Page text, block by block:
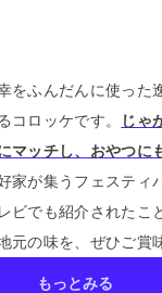
をふんだんに使った
コロッケです。
じゃ
マッチし、おやつに
家が集うフェスティ
ビでも紹介されたこ
元の味を、ぜひご賞
もっとみる